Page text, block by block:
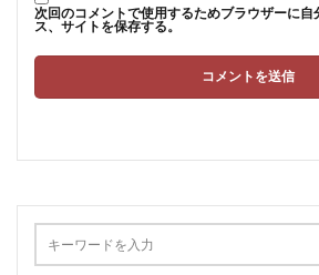
次回のコメントで使用するためブラウザーに自
ス、サイトを保存する。